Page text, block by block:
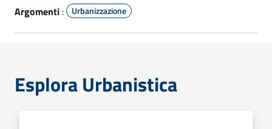
Argomenti : Urbanizzazione
Esplora Urbanistica